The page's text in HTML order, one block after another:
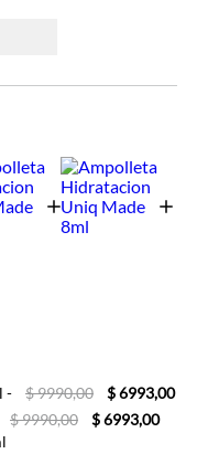
- $ 9990,00
$ 6993,00
$ 9990,00
$ 6993,00